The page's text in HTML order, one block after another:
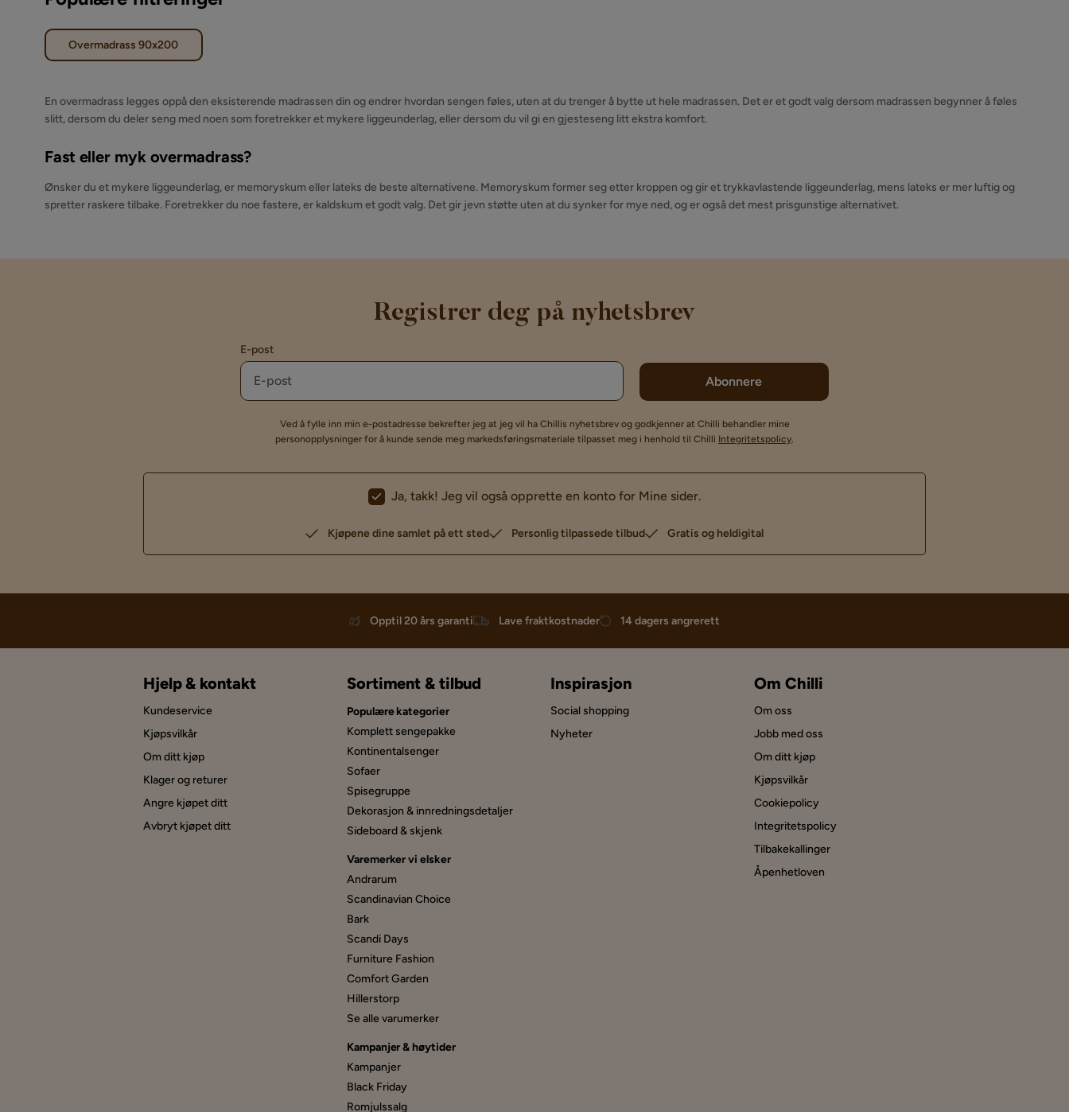
Overmadrass 90x200
En overmadrass legges oppå den eksisterende madrassen din og endrer hvordan sengen føles, uten at du trenger å bytte ut hele madrassen. Det er et godt valg dersom madrassen begynner å føles
slitt, dersom du deler seng med noen som foretrekker et mykere liggeunderlag, eller dersom du vil gi en gjesteseng litt ekstra komfort.
Fast eller myk overmadrass?
Ønsker du et mykere liggeunderlag, er memoryskum eller lateks de beste alternativene. Memoryskum former seg etter kroppen og gir et trykkavlastende liggeunderlag, mens lateks er mer luftig og
spretter raskere tilbake. Foretrekker du noe fastere, er kaldskum et godt valg. Det gir jevn støtte uten at du synker for mye ned, og er også det mest prisgunstige alternativet.
Registrer deg på nyhetsbrev
E-post
Abonnere
Ved å fylle inn min e-postadresse bekrefter jeg at jeg vil ha Chillis nyhetsbrev og godkjenner at Chilli behandler mine
personopplysninger for å kunde sende meg markedsføringsmateriale tilpasset meg i henhold til Chilli Integritetspolicy.
Ja, takk! Jeg vil også opprette en konto for Mine sider.
Kjøpene dine samlet på ett sted Personlig tilpassede tilbud Gratis og heldigital
Opptil 20 års garanti Lave fraktkostnader 14 dagers angrerett
Hjelp & kontakt
Kundeservice
Kjøpsvilkår
Om ditt kjøp
Klager og returer
Angre kjøpet ditt
Avbryt kjøpet ditt
Sortiment & tilbud
Populære kategorier
Komplett sengepakke
Kontinentalsenger
Sofaer
Spisegru­ppe
Dekorasjon & innredningsdetaljer
Sideboard & skjenk
Varemerker vi elsker
Andrarum
Scandinavian Choice
Bark
Scandi Days
Furniture Fashion
Comfort Garden
Hillerstorp
Se alle varumerker
Kampanjer & høytider
Kampanjer
Black Friday
Romjulssalg
Inspirasjon
Social shopping
Nyheter
Om Chilli
Om oss
Jobb med oss
Om ditt kjøp
Kjøpsvilkår
Cookiepolicy
Integritetspolicy
Tilbakekallinger
Åpenhetloven